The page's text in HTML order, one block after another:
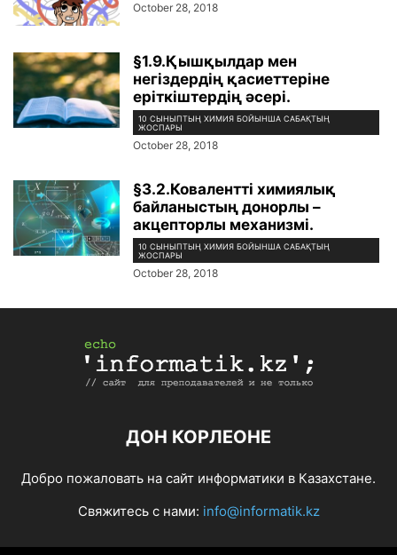
October 28, 2018
§1.9.Қышқылдар мен
негіздердің қасиеттеріне
еріткіштердің әсері.
10 СЫНЫПТЫҢ ХИМИЯ БОЙЫНША САБАҚТЫҢ
ЖОСПАРЫ
October 28, 2018
§3.2.Ковалентті химиялық
байланыстың донорлы –
акцепторлы механизмі.
10 СЫНЫПТЫҢ ХИМИЯ БОЙЫНША САБАҚТЫҢ
ЖОСПАРЫ
October 28, 2018
ДОН КОРЛЕОНЕ
Добро пожаловать на сайт информатики в Казахстане.
Свяжитесь с нами: info@informatik.kz